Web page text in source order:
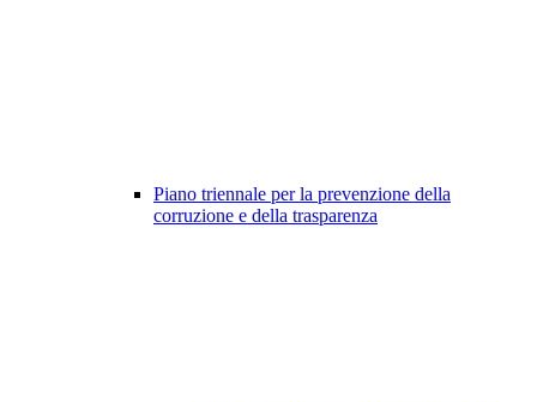
Piano triennale per la prevenzione della
corruzione e della trasparenza